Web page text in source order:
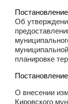
Об
планировке
О внесении
Кировского